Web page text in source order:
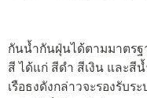
กันน้ำกันฝุ่นได้ตามมาตรฐ
สี ได้แก่ สีดำ สีเงิน และสี
เรือธงดังกล่าวจะรองรับ